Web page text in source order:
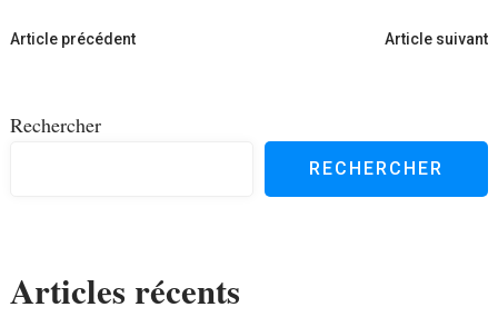
Navigation
Article précédent Article suivant
Rechercher
RECHERCHER
Articles récents